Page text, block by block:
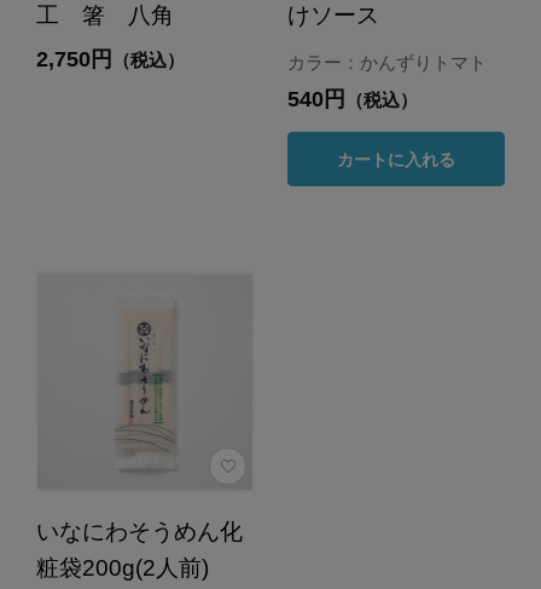
工 箸 八角
2,750円 （税込）
けソース
カラー：かんずりトマト
540円 （税込）
カートに入れる
いなにわそうめん化
粧袋200g(2人前)